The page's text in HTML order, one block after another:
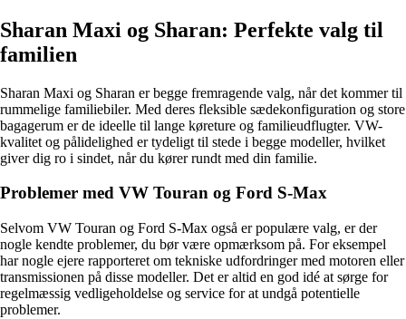
Sharan Maxi og Sharan: Perfekte valg til
familien
Sharan Maxi og Sharan er begge fremragende valg, når det kommer til
rummelige familiebiler. Med deres fleksible sædekonfiguration og store
bagagerum er de ideelle til lange køreture og familieudflugter. VW-
kvalitet og pålidelighed er tydeligt til stede i begge modeller, hvilket
giver dig ro i sindet, når du kører rundt med din familie.
Problemer med VW Touran og Ford S-Max
Selvom VW Touran og Ford S-Max også er populære valg, er der
nogle kendte problemer, du bør være opmærksom på. For eksempel
har nogle ejere rapporteret om tekniske udfordringer med motoren eller
transmissionen på disse modeller. Det er altid en god idé at sørge for
regelmæssig vedligeholdelse og service for at undgå potentielle
problemer.